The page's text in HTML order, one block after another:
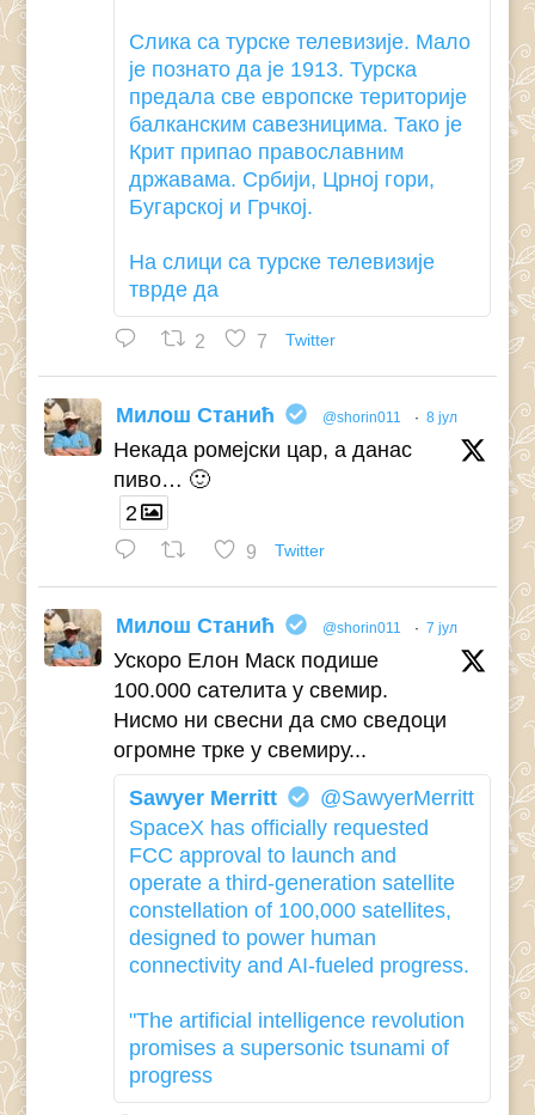
Слика са турске телевизије. Мало
је познато да је 1913. Турска
предала све европске територије
балканским савезницима. Тако је
Крит припао православним
државама. Србији, Црној гори,
Бугарској и Грчкој.
На слици са турске телевизије
тврде да
2 7 Twitter
Милош Станић @shorin011 · 8 јул
Некада ромејски цар, а данас
пиво… 🙂
2
9 Twitter
Милош Станић @shorin011 · 7 јул
Ускоро Елон Маск подише
100.000 сателита у свемир.
Нисмо ни свесни да смо сведоци
огромне трке у свемиру...
Sawyer Merritt
@SawyerMerritt
SpaceX has officially requested
FCC approval to launch and
operate a third-generation satellite
constellation of 100,000 satellites,
designed to power human
connectivity and AI-fueled progress.
"The artificial intelligence revolution
promises a supersonic tsunami of
progress